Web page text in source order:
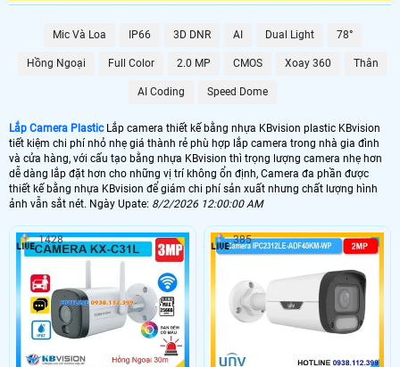
Mic Và Loa IP66 3D DNR AI Dual Light 78°
Hồng Ngoại Full Color 2.0 MP CMOS Xoay 360 Thân
AI Coding Speed Dome
Lắp Camera PlasticLắp camera thiết kế bằng nhựa KBvision plastic KBvision
tiết kiệm chi phí nhỏ nhẹ giá thành rẻ phù hợp lắp camera trong nhà gia đình
và cửa hàng, với cấu tạo bằng nhựa KBvision thì trọng lượng camera nhẹ hơn
dễ dàng lắp đặt hơn cho những vị trí không ổn định, Camera đa phần được
thiết kế bằng nhựa KBvision để giám chi phí sản xuất nhưng chất lượng hình
ảnh vẫn sắt nét. Ngày Upate: 8/2/2026 12:00:00 AM
1428 385